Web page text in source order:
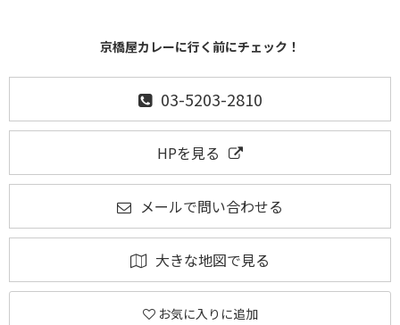
京橋屋カレーに行く前にチェック！
03-5203-2810
HPを見る
メールで問い合わせる
大きな地図で見る
お気に入りに追加